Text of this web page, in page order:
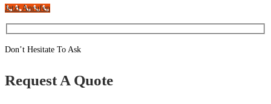
Jetzt Anrufen
Don’t Hesitate To Ask
Request A Quote